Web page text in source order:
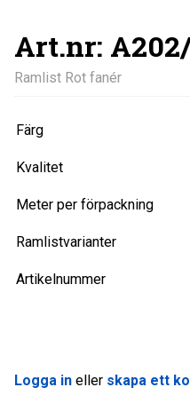
Art.nr:
Ramlist Rot fanér
Färg
Kvalitet
Meter per förpackning
Ramlistvarianter
Artikelnummer
Logga in eller skapa ett